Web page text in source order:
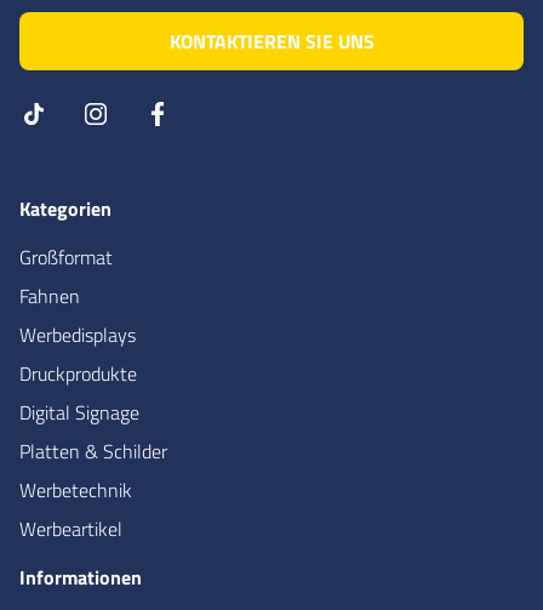
KONTAKTIEREN SIE UNS
Kategorien
Großformat
Fahnen
Werbedisplays
Druckprodukte
Digital Signage
Platten & Schilder
Werbetechnik
Werbeartikel
Informationen